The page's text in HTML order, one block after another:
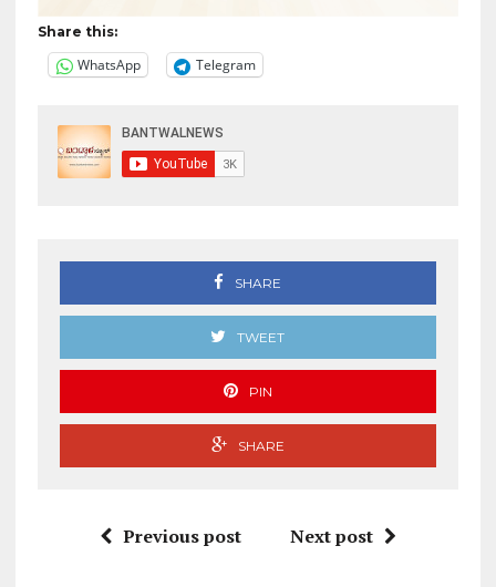
Share this:
WhatsApp Telegram
SHARE
TWEET
PIN
SHARE
Previous post Next post